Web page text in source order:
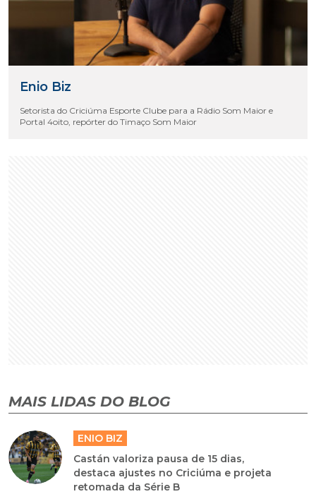
Enio Biz
Setorista do Criciúma Esporte Clube para a Rádio Som Maior e
Portal 4oito, repórter do Timaço Som Maior
MAIS LIDAS DO BLOG
ENIO BIZ
Castán valoriza pausa de 15 dias,
destaca ajustes no Criciúma e projeta
retomada da Série B